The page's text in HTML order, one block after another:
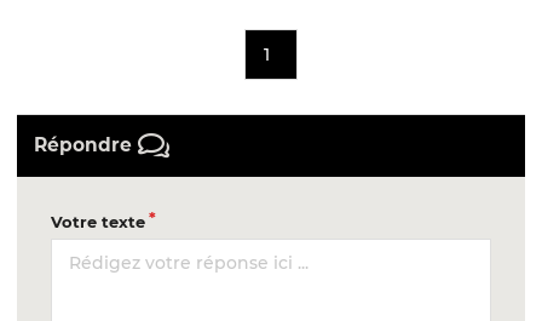
1
Répondre
Votre texte